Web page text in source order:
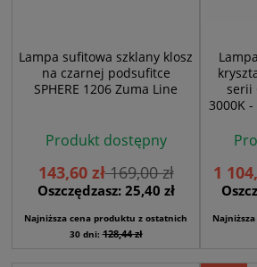
Lampa sufitowa szklany klosz
na czarnej podsufitce
SPHERE 1206 Zuma Line
Produkt dostępny
143,60 zł169,00 zł
Oszczędzasz: 25,40 zł
Najniższa cena produktu z ostatnich
30 dni:128,44 zł
serii
3000K -
1